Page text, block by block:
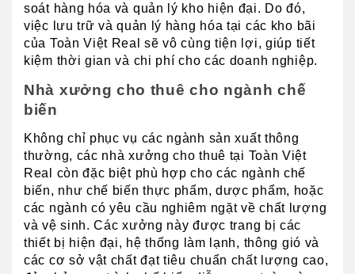
soát hàng hóa và quản lý kho hiện đại. Do đó,
việc lưu trữ và quản lý hàng hóa tại các kho bãi
của Toàn Việt Real sẽ vô cùng tiện lợi, giúp tiết
kiệm thời gian và chi phí cho các doanh nghiệp.
Nhà xưởng cho thuê cho ngành chế
biến
Không chỉ phục vụ các ngành sản xuất thông
thường, các nhà xưởng cho thuê tại Toàn Việt
Real còn đặc biệt phù hợp cho các ngành chế
biến, như chế biến thực phẩm, dược phẩm, hoặc
các ngành có yêu cầu nghiêm ngặt về chất lượng
và vệ sinh. Các xưởng này được trang bị các
thiết bị hiện đại, hệ thống làm lạnh, thông gió và
các cơ sở vật chất đạt tiêu chuẩn chất lượng cao,